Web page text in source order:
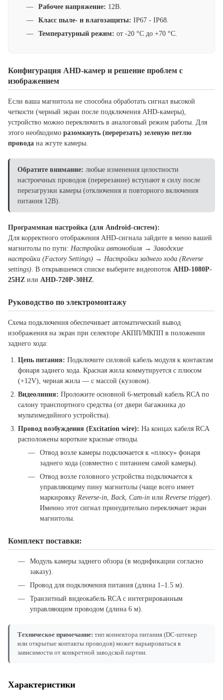
Рабочее напряжение: 12В.
Класс пыле- и влагозащиты: IP67 - IP68.
Температурный режим: от -20 °C до +70 °C.
Конфигурация AHD-камер и решение проблем с
изображением
Если ваша магнитола не способна обработать сигнал высокой
четкости (черный экран после подключения AHD-камеры),
устройство можно переключить в аналоговый режим работы. Для
этого необходимо разомкнуть (перерезать) зеленую петлю
провода на жгуте камеры.
Обратите внимание: любые изменения целостности
настроечных проводов (перерезание) вступают в силу после
перезагрузки камеры (отключения и повторного включения
питания 12В).
Программная настройка (для Android-систем):
Для корректного отображения AHD-сигнала зайдите в меню вашей
магнитолы по пути: Настройки автомобиля → Заводские
настройки (Factory Settings) → Настройки заднего хода (Reverse
settings) . В открывшемся списке выберите видеопоток AHD-1080P-
25HZ или AHD-720P-30HZ
Руководство по электромонтажу
Схема подключения обеспечивает автоматический вывод
изображения на экран при селекторе АКПП/МКПП в положении
заднего хода:
Цепь питания: Подключите силовой кабель модуля к контактам
фонаря заднего хода. Красная жила коммутируется с плюсом
(+12V), черная жила — с массой (кузовом).
Видеолиния: Проложите основной 6-метровый кабель RCA по
салону транспортного средства (от двери багажника до
мультимедийного устройства).
Провод возбуждения (Excitation wire): На концах кабеля RCA
расположены короткие красные отводы.
Отвод возле камеры подключается к «плюсу» фонаря
заднего хода (совместно с питанием самой камеры).
Отвод возле головного устройства подключается к
управляющему пину магнитолы (чаще всего имеет
маркировку Reverse-in Back, Cam-in или Reverse trigger).
Именно этот сигнал принудительно переключает экран
магнитолы.
Комплект поставки:
Модуль камеры заднего обзора (в модификации согласно
заказу).
Провод для подключения питания (длина 1–1.5 м).
Транзитный видеокабель RCA с интегрированным
управляющим проводом (длина 6 м).
Техническое примечание: тип коннектора питания (DC-штекер
или открытые контакты проводов) может варьироваться в
зависимости от конкретной заводской партии.
Характеристики